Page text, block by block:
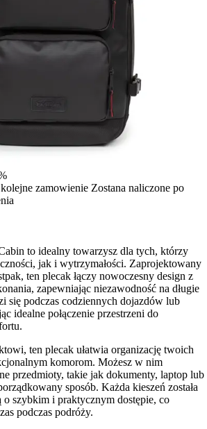
zamowienie Zostana naliczone po
to idealny towarzysz dla tych, którzy
jak i wytrzymałości. Zaprojektowany
ten plecak łączy nowoczesny design z
zapewniając niezawodność na długie
się podczas codziennych dojazdów lub
idealne połączenie przestrzeni do
ten plecak ułatwia organizację twoich
komorom. Możesz w nim
przedmioty, takie jak dokumenty, laptop lub
sposób. Każda kieszeń została
o szybkim i praktycznym dostępie, co
podczas podróży.